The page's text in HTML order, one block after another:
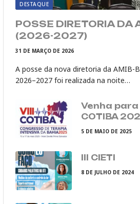
DESTAQUE
POSSE DIRETORIA DA
(2026-2027)
31 DE MARÇO DE 2026
A posse da nova diretoria da AMIB-
2026–2027 foi realizada na noite…
Venha para
COTIBA
5 DE MAIO DE 2025
III CIETI
8 DE JULHO DE 2024